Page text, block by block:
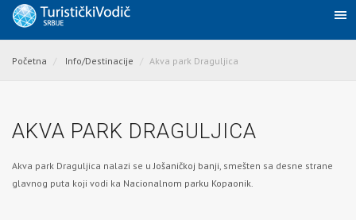
Početna Info/Destinacije Akva park Draguljica
AKVA PARK DRAGULJICA
Akva park Draguljica nalazi se uJošaničkoj banji, smešten sa desne strane
glavnog puta koji vodi ka Nacionalnom parku Kopaonik.